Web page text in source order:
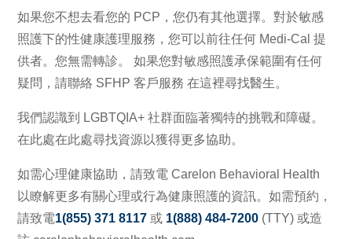
如果您不想去看您的 PCP，您仍有其他選擇。對於敏感
照護下的性健康護理服務，您可以前往任何 Medi-Cal 提
供者。您無需轉診。 如果您對敏感照護承保範圍有任何
疑問，請聯絡 SFHP 客戶服務在這裡尋找醫生。
我們認識到 LGBTQIA+ 社群面臨著獨特的挑戰和障礙。
在此處在此處尋找資源以獲得更多協助。
如需心理健康協助，請致電 Carelon Behavioral Health
以瞭解更多有關心理或行為健康照護的資訊。如需預約，
請致電1(855) 371 8117 或 1(888) 484-7200 (TTY) 或造